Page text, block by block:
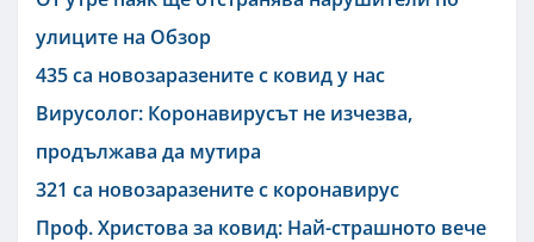
улиците на Обзор
435 са новозаразените с ковид у нас
Вирусолог: Коронавирусът не изчезва,
продължава да мутира
321 са новозаразените с коронавирус
Проф. Христова за ковид: Най-страшното вече